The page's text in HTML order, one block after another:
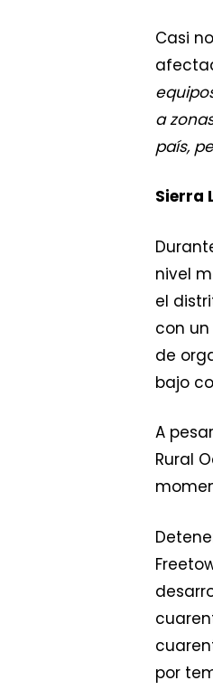
Casi
a
país,
Sierra
nivel
el
con
de
bajo
A
Rural
por